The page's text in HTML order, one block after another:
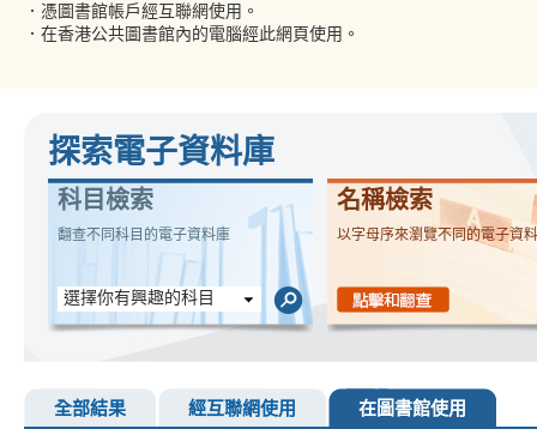
．憑圖書館帳戶經互聯網使用。
．在香港公共圖書館內的電腦經此網頁使用。
探索電子資料庫
科目檢索
翻查不同科目的電子資料庫
選擇你有興趣的科目
名稱檢索
以字母序來瀏覽不同的電子資
全部結果 經互聯網使用 在圖書館使用